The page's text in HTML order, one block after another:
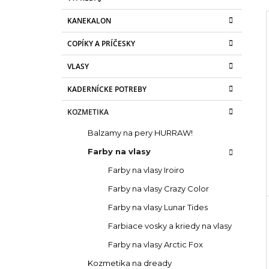
g
r
e
KANEKALON
COPÍKY A PRÍČESKY
VLASY
KADERNÍCKE POTREBY
KOZMETIKA
Balzamy na pery HURRAW!
Farby na vlasy
Farby na vlasy Iroiro
Farby na vlasy Crazy Color
Farby na vlasy Lunar Tides
Farbiace vosky a kriedy na vlasy
Farby na vlasy Arctic Fox
Kozmetika na dready
€4,76
Pôvodne: